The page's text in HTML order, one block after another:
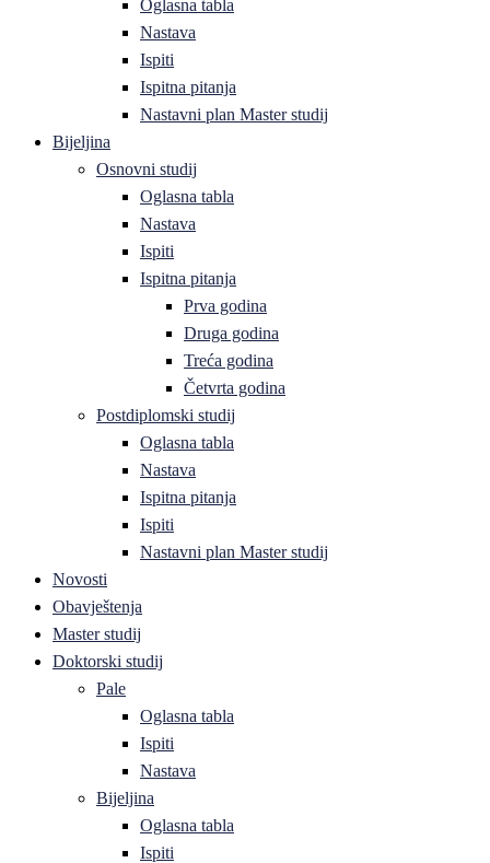
Oglasna tabla
Nastava
Ispiti
Ispitna pitanja
Nastavni plan Master studij
Bijeljina
Osnovni studij
Oglasna tabla
Nastava
Ispiti
Ispitna pitanja
Prva godina
Druga godina
Treća godina
Četvrta godina
Postdiplomski studij
Oglasna tabla
Nastava
Ispitna pitanja
Ispiti
Nastavni plan Master studij
Novosti
Obavještenja
Master studij
Doktorski studij
Pale
Oglasna tabla
Ispiti
Nastava
Bijeljina
Oglasna tabla
Ispiti